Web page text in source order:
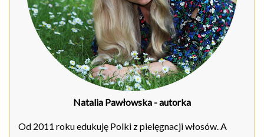
Natalia Pawłowska - autorka
Od 2011 roku edukuję Polki z pielęgnacji włosów. A